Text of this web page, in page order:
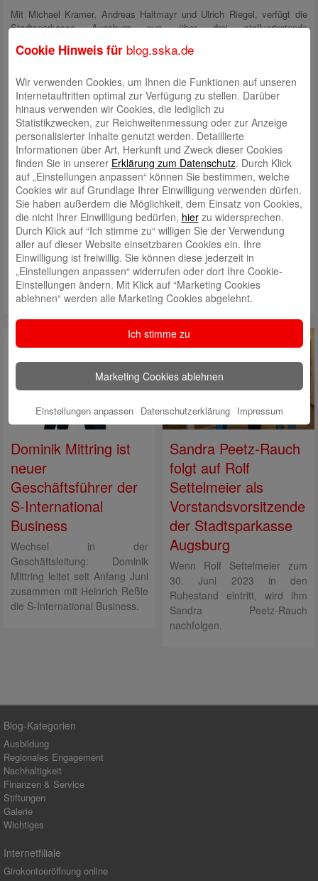
Mit Michael Kramer, Andreas Haltmayr und Ulrich Riegel, verfügt die
Stadtsparkasse Augsburg nun über drei stellvertretende
Michael Kramer, stv. Vorstandsmitglied und Bereichsleiter
Center.Unternehmenskunden, Foto: © Nicole Gergen, sska
Dominik Mittring ist
neuer
Geschäftsführer der
S-International
Business
Wechsel in der
Geschäftsleitung: Dominik
Mittring leitet seit Anfang Juni
zusammen mit Heinrich Reßle
die S-International Business.
Sandra Peetz-Rauch
folgt auf Rolf
Settelmeier als
Vorstandsvorsitzende
der Stadtsparkasse
Augsburg
Wenn Rolf Settelmeier zum
30. Juni 2023 in den
Ruhestand eintritt, wird ihm
Sandra Peetz-Rauch
nachfolgen.
Blog-Kategorien
Ausbildung
Regionales Engagement
Nachhaltigkeit
Finanzen & Service
Stiftungen
Galerie
Wichtiges
Internetfiliale
Girokontoeröffnung online
Cookie Hinweis für blog.sska.de
Wir verwenden Cookies, um Ihnen die Funktionen auf unseren
Internetauftritten optimal zur Verfügung zu stellen. Darüber
hinaus verwenden wir Cookies, die lediglich zu
Statistikzwecken, zur Reichweitenmessung oder zur Anzeige
personalisierter Inhalte genutzt werden. Detaillierte
Informationen über Art, Herkunft und Zweck dieser Cookies
finden Sie in unserer Erklärung zum Datenschutz. Durch Klick
auf „Einstellungen anpassen“ können Sie bestimmen, welche
Cookies wir auf Grundlage Ihrer Einwilligung verwenden dürfen.
Sie haben außerdem die Möglichkeit, dem Einsatz von Cookies,
die nicht Ihrer Einwilligung bedürfen, hierzu widersprechen.
Durch Klick auf “Ich stimme zu“ willigen Sie der Verwendung
aller auf dieser Website einsetzbaren Cookies ein. Ihre
Einwilligung ist freiwillig. Sie können diese jederzeit in
„Einstellungen anpassen“ widerrufen oder dort Ihre Cookie-
Einstellungen ändern. Mit Klick auf “Marketing Cookies
ablehnen“ werden alle Marketing Cookies abgelehnt.
Ich stimme zu
Marketing Cookies ablehnen
Einstellungen anpassen Datenschutzerklärung Impressum